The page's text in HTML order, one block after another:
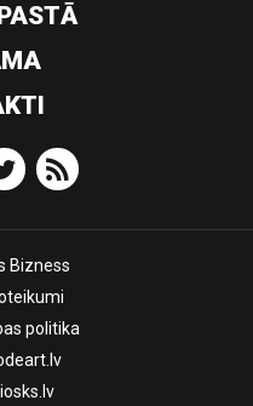
Bizness
politika